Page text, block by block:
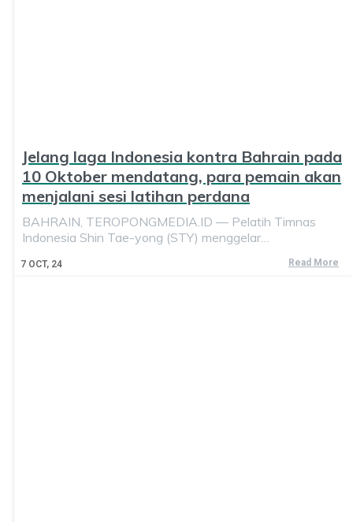
Jelang laga Indonesia kontra Bahrain pada
10 Oktober mendatang, para pemain akan
menjalani sesi latihan perdana
7 OCT, 24
BAHRAIN, TEROPONGMEDIA.ID — Pelatih Timnas
Indonesia Shin Tae-yong (STY) menggelar…
Read More